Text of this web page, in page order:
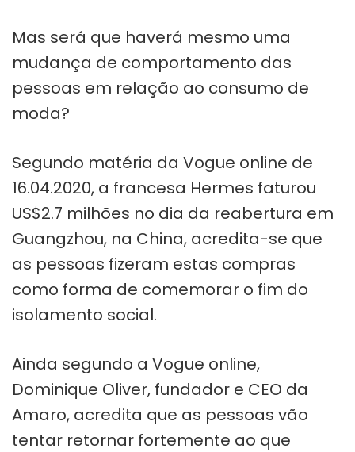
Mas será que haverá mesmo uma
mudança de comportamento das
pessoas em relação ao consumo de
moda?
Segundo matéria da Vogue online de
16.04.2020, a francesa Hermes faturou
US$2.7 milhões no dia da reabertura em
Guangzhou, na China, acredita-se que
as pessoas fizeram estas compras
como forma de comemorar o fim do
isolamento social.
Ainda segundo a Vogue online,
Dominique Oliver, fundador e CEO da
Amaro, acredita que as pessoas vão
tentar retornar fortemente ao que